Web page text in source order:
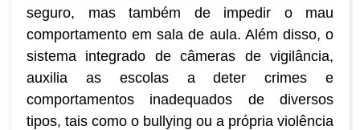
seguro, mas também de impedir o mau
comportamento em sala de aula. Além disso, o
sistema integrado de câmeras de vigilância,
auxilia as escolas a deter crimes e
comportamentos inadequados de diversos
tipos, tais como o bullying ou a própria violência